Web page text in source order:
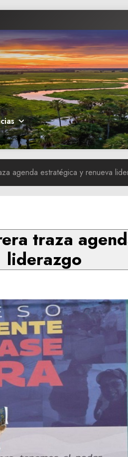
agenda estratégica y renueva
traza
liderazgo